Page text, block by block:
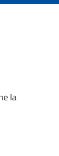
la